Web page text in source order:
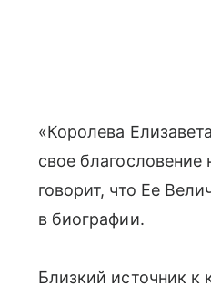
«Королева
свое
говорит, что Ее
в биографии.
Близкий источник к